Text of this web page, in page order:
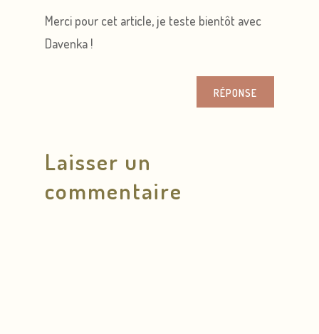
Merci pour cet article, je teste bientôt avec
Davenka !
RÉPONSE
Laisser un
commentaire